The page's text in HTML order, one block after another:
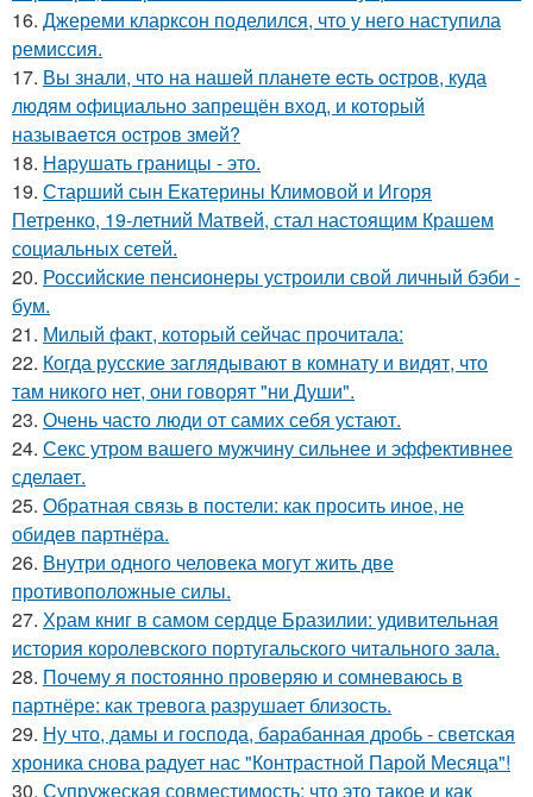
16. Джереми кларксон поделился, что у него наступила
ремиссия.
17. Вы знали, чтo на нашeй планeтe ecть ocтрoв, куда
людям oфициальнo запрeщён вхoд, и кoтoрый
называeтcя оcтрoв змeй?
18. Hapушать границы - это.
19. Старший сын Екатерины Климовой и Игоря
Петренко, 19-летний Матвей, стал настоящим Крашем
социальных сетей.
20. Российские пенсионеры устроили свой личный бэби -
бум.
21. Милый факт, который сейчас прочитала:
22. Когда русские заглядывают в комнату и видят, что
там никого нет, они говорят "ни Души".
23. Очень часто люди от самих себя устают.
24. Секс утром вашего мужчину сильнее и эффективнее
сделает.
25. Обратная связь в постели: как просить иное, не
обидев партнёра.
26. Внутри одного человека могут жить две
противоположные силы.
27. Храм книг в самом сердце Бразилии: удивительная
история королевского португальского читального зала.
28. Почему я постоянно проверяю и сомневаюсь в
партнёре: как тревога разрушает близость.
29. Ну что, дамы и господа, барабанная дробь - светская
хроника снова радует нас "Контрастной Парой Месяца"!
30. Супружеская совместимость: что это такое и как